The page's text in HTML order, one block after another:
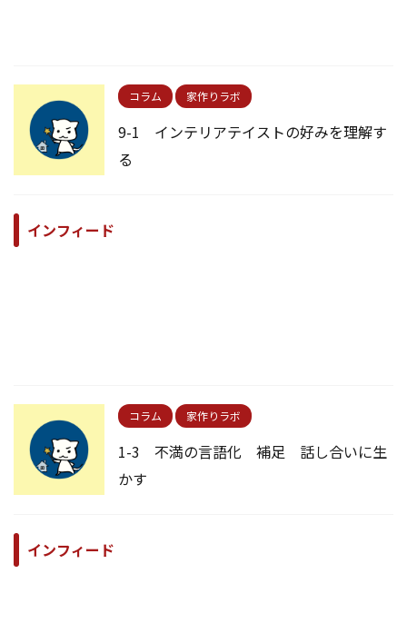
コラム 家作りラボ
9-1 インテリアテイストの好みを理解す
る
インフィード
コラム 家作りラボ
1-3 不満の言語化 補足 話し合いに生
かす
インフィード